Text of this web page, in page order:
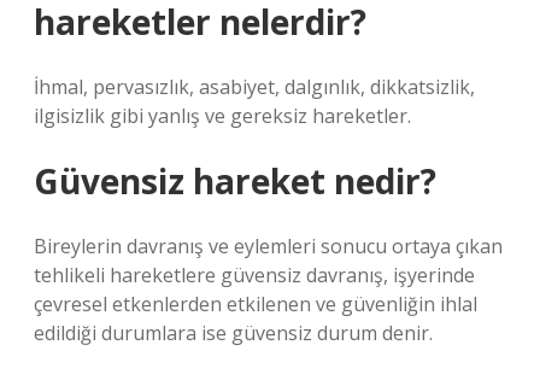
hareketler nelerdir?
İhmal, pervasızlık, asabiyet, dalgınlık, dikkatsizlik,
ilgisizlik gibi yanlış ve gereksiz hareketler.
Güvensiz hareket nedir?
Bireylerin davranış ve eylemleri sonucu ortaya çıkan
tehlikeli hareketlere güvensiz davranış, işyerinde
çevresel etkenlerden etkilenen ve güvenliğin ihlal
edildiği durumlara ise güvensiz durum denir.